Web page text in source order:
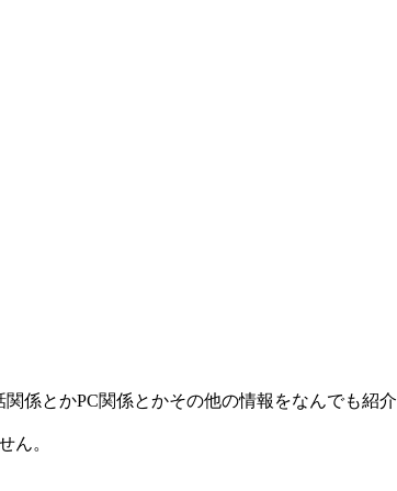
関係とかPC関係とかその他の情報をなんでも紹
ん。